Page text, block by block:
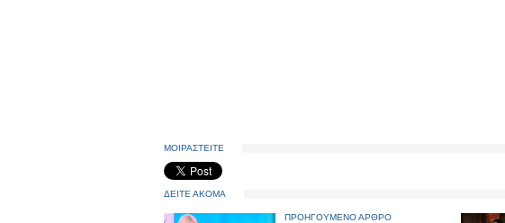
ΜΟΙΡΑΣΤΕΙΤΕ
ΔΕΙΤΕ ΑΚΟΜΑ
ΠΡΟΗΓΟΥΜΕΝΟ ΑΡΘΡΟ